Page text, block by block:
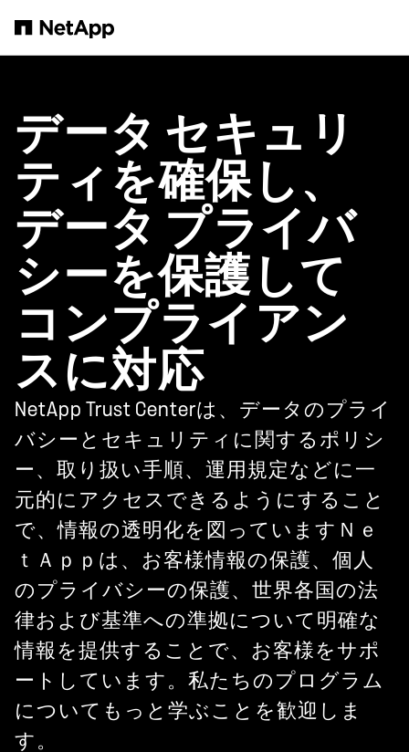
データ セキュリ
ティを確保し、
データ プライバ
シーを保護して
コンプライアン
スに対応
NetApp Trust Centerは、データのプライ
バシーとセキュリティに関するポリシ
ー、取り扱い手順、運用規定などに一
元的にアクセスできるようにすること
で、情報の透明化を図っていますＮｅ
ｔＡｐｐは、お客様情報の保護、個人
のプライバシーの保護、世界各国の法
律および基準への準拠について明確な
情報を提供することで、お客様をサポ
ートしています。私たちのプログラム
についてもっと学ぶことを歓迎しま
す。